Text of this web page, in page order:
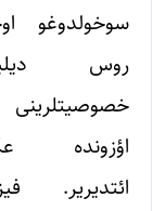
سوخولدوغو
روس
خصوصیتلرینی
اؤزونده
ائتدیریر.